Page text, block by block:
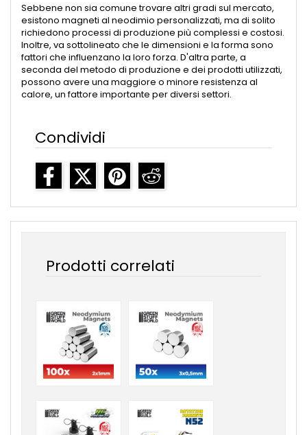
Sebbene non sia comune trovare altri gradi sul mercato,
esistono magneti al neodimio personalizzati, ma di solito
richiedono processi di produzione più complessi e costosi.
Inoltre, va sottolineato che le dimensioni e la forma sono
fattori che influenzano la loro forza. D'altra parte, a
seconda del metodo di produzione e dei prodotti utilizzati,
possono avere una maggiore o minore resistenza al
calore, un fattore importante per diversi settori.
Condividi
Prodotti correlati